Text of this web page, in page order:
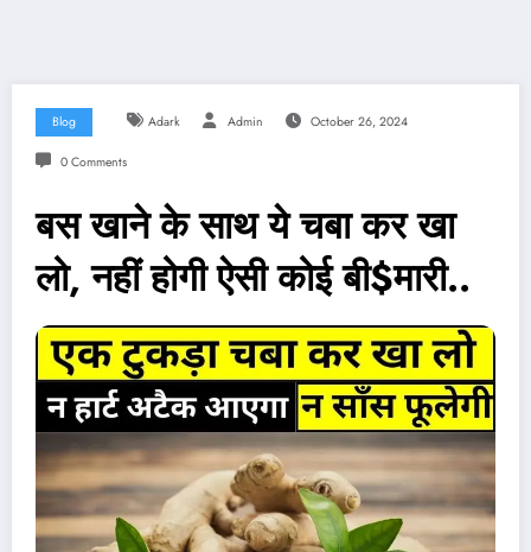
Blog Adark Admin October 26, 2024
0 Comments
बस खाने के साथ ये चबा कर खा
लो, नहीं होगी ऐसी कोई बी$मारी..